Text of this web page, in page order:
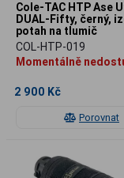
Porovnat
Cole-TAC HTP Ase
DUAL-Fifty, černý,
potah na tlumič
COL-HTP-019
Momentálně
2 900 Kč